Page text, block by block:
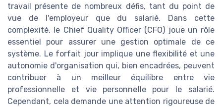
travail présente de nombreux défis, tant du point de
vue de l'employeur que du salarié. Dans cette
complexité, le Chief Quality Officer (CFO) joue un rôle
essentiel pour assurer une gestion optimale de ce
système. Le forfait jour implique une flexibilité et une
autonomie d'organisation qui, bien encadrées, peuvent
contribuer à un meilleur équilibre entre vie
professionnelle et vie personnelle pour le salarié.
Cependant, cela demande une attention rigoureuse de